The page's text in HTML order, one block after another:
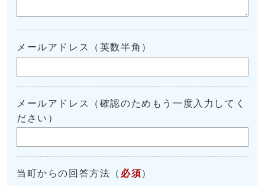
メールアドレス（英数半角）
メールアドレス（確認のためもう一度入力してく
ださい）
当町からの回答方法 （ 必須 ）